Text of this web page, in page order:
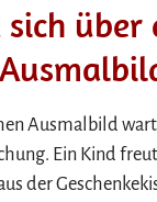
über
Ausmalbild
Ein Kind
der